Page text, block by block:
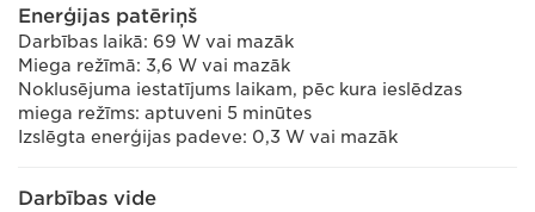
Enerģijas patēriņš
Darbības laikā: 69 W vai mazāk
Miega režīmā: 3,6 W vai mazāk
Noklusējuma iestatījums laikam, pēc kura ieslēdzas
miega režīms: aptuveni 5 minūtes
Izslēgta enerģijas padeve: 0,3 W vai mazāk
Darbības vide